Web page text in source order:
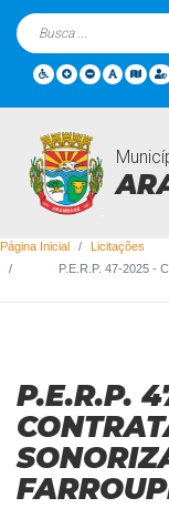
Licitações
Página Inicial
Licitações
P.E.R.P. 47-2025 -
P.E.R.P.